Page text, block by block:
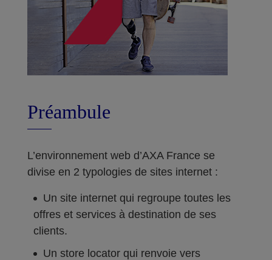
Préambule
L’environnement web d’AXA France se
divise en 2 typologies de sites internet :
Un site internet qui regroupe toutes les
offres et services à destination de ses
clients.
Un store locator qui renvoie vers